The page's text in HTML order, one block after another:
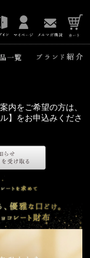
内をご希望の方は、
】をお申込みくださ